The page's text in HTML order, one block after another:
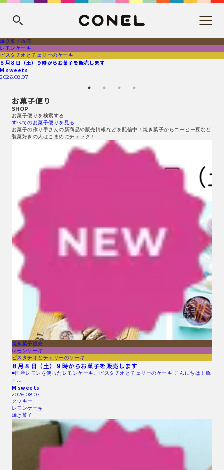
焼き菓子販売
レモンケーキ
ピスタチオとチェリーのケーキ
８月８日（土）９時からお菓子を販売します
M sweets
2026.08.07
お菓子便り
SHOP
お菓子便りを検索する
すべてのお菓子便りを見る
お菓子の作り手さんの新商品や販売情報などを配信中！焼き菓子からコーヒー豆など
製菓好きの人はこまめにチェック！
焼き菓子販売
レモンケーキ
ピスタチオとチェリーのケーキ
８月８日（土）９時からお菓子を販売します
■国産レモンを使ったレモンケーキ、ピスタチオとチェリーのケーキ こんにちは！亀
戸…
M sweets
2026.08.07
クッキー
レモンケーキ
焼き菓子